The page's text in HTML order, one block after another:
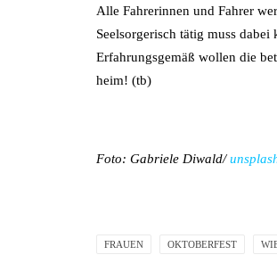
Alle Fahrerinnen und Fahrer
Seelsorgerisch tätig muss
Erfahrungsgemäß wollen die
heim! (tb)
Foto: Gabriele Diwald/
FRAUEN OKTOBERFEST